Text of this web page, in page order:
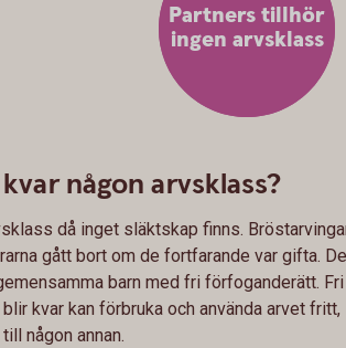
någon arvsklass?
då inget släktskap finns.
gått bort om de fortfarande var gifta.
barn med fri förfoganderätt. Fri
kvar kan förbruka och använda arvet fritt,
till någon annan.
Partners tillhör
ingen arvsklass